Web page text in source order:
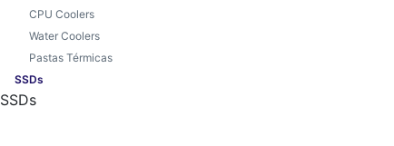
CPU Coolers
Water Coolers
Pastas Térmicas
SSDs
SSDs